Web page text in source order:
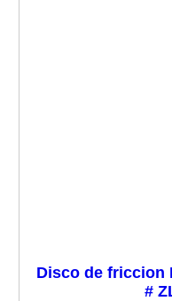
Disco de friccion
#